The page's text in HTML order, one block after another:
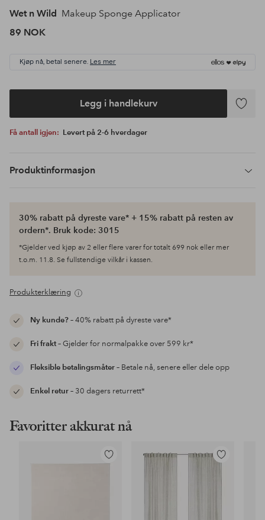
Wet n Wild
Makeup Sponge Applicator
89 NOK
Kjøp nå, betal senere. Les mer
Legg i handlekurv
Legg
Få antall igjen: Levert på 2-6 hverdager
Produktinformasjon
30% rabatt på dyreste vare* + 15% rabatt på resten av
ordern*. Bruk kode: 3015
*Gjelder ved kjøp av 2 eller flere varer for totalt 699 nok eller mer
t.o.m. 11.8. Se fullstendige vilkår i kassen.
Produkterklæring
Ny kunde?– 40% rabatt på dyreste vare*
Fri frakt– Gjelder for normalpakke over 599 kr*
Fleksible betalingsmåter– Betale nå, senere eller dele opp
Enkel retur– 30 dagers returrett*
Favoritter akkurat nå
Legg
Legg